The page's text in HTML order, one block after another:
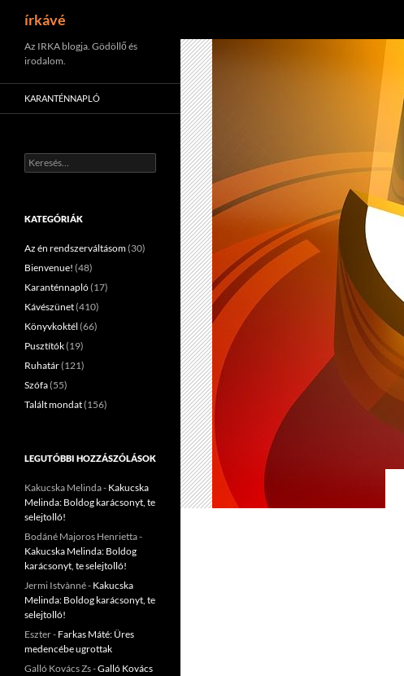
Tartalomhoz
írkávé
Az IRKA blogja. Gödöllő és
irodalom.
KARANTÉNNAPLÓ
Keresés:
KATEGÓRIÁK
Az én rendszerváltásom(30)
Bienvenue! (48)
Karanténnapló(17)
Kávészünet(410)
Könyvkoktél (66)
Pusztítók(19)
Ruhatár(121)
Szófa(55)
Talált mondat(156)
LEGUTÓBBI HOZZÁSZÓLÁSOK
Kakucska Melinda- Kakucska
Melinda: Boldog karácsonyt, te
selejtolló!
Bodáné Majoros Henrietta-
Kakucska Melinda: Boldog
karácsonyt, te selejtolló!
Jermi Istvànné- Kakucska
Melinda: Boldog karácsonyt, te
selejtolló!
Eszter- Farkas Máté: Üres
medencébe ugrottak
Galló Kovács Zs-Galló Kovács